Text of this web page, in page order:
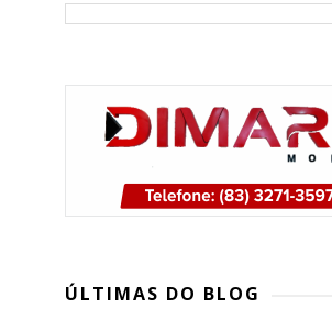
ÚLTIMAS DO BLOG
candidatura de Lucas Ribeiro